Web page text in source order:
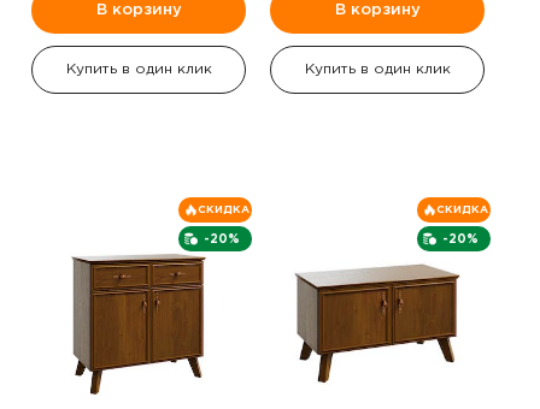
В корзину
Купить в один клик
В корзину
Купить в один клик
-20%
СКИДКА
-20%
СКИДКА